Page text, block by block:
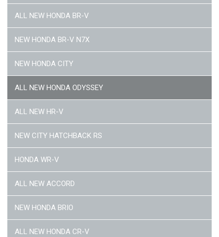
ALL NEW HONDA BR-V
NEW HONDA BR-V N7X
NEW HONDA CITY
ALL NEW HONDA ODYSSEY
ALL NEW HR-V
NEW CITY HATCHBACK RS
HONDA WR-V
ALL NEW ACCORD
NEW HONDA BRIO
ALL NEW HONDA CR-V